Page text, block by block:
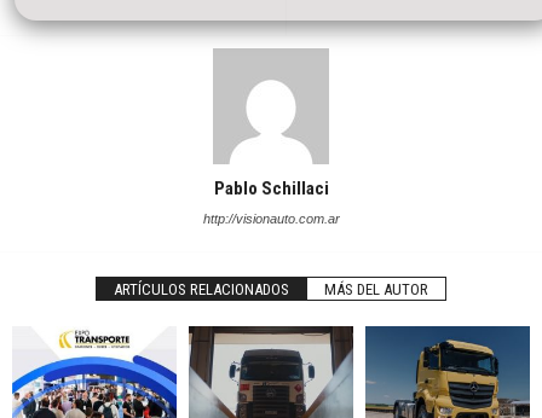
Pablo Schillaci
http://visionauto.com.ar
ARTÍCULOS RELACIONADOS MÁS DEL AUTOR